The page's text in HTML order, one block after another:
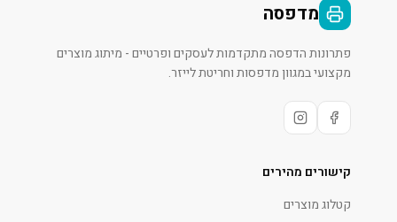
מדפסה
פתרונות הדפסה מתקדמות לעסקים ופרטיים - מיתוג מוצרים
מקצועי במגוון מדפסות וחריטת לייזר.
קישורים מהירים
קטלוג מוצרים